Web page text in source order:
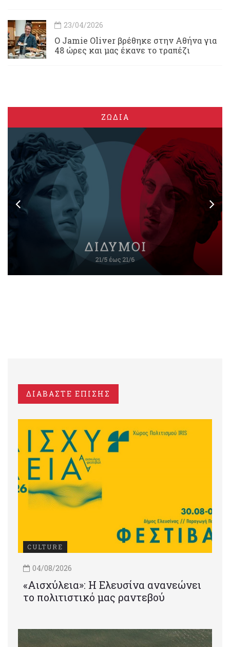
23/04/2026
Ο Jamie Oliver βρέθηκε στην Αθήνα για
48 ώρες και μας έκανε το τραπέζι
ΖΩΔΙΑ
ΔΙΑΒΑΣΤΕ ΕΠΙΣΗΣ
CULTURE
04/08/2026
«Αισχύλεια»: Η Ελευσίνα ανανεώνει
το πολιτιστικό μας ραντεβού